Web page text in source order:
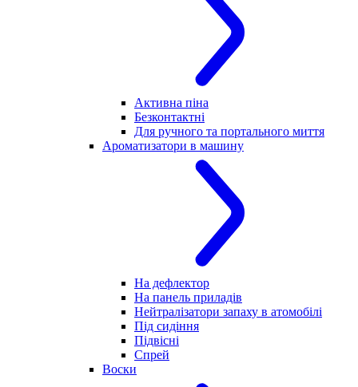
Активна піна
Безконтактні
Для ручного та портального миття
Ароматизатори в машину
На дефлектор
На панель приладів
Нейтралізатори запаху в атомобілі
Під сидіння
Підвісні
Спрей
Воски